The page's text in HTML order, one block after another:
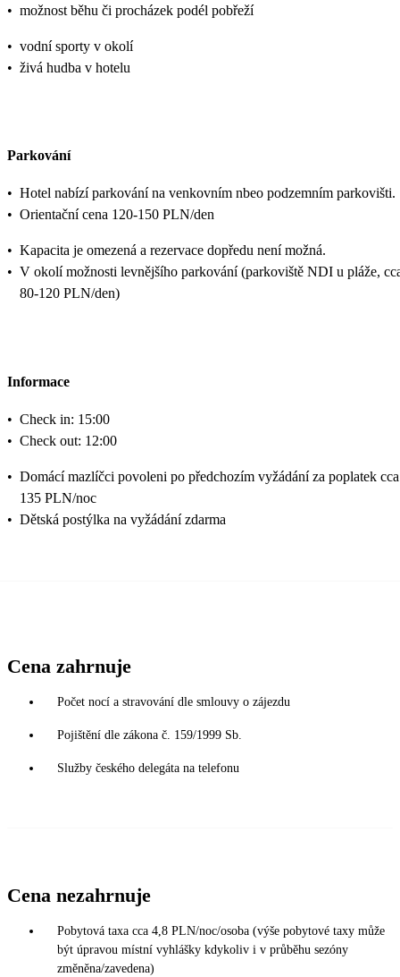
• možnost běhu či procházek podél pobřeží
• vodní sporty v okolí
• živá hudba v hotelu
Parkování
• Hotel nabízí parkování na venkovním nbeo podzemním parkovišti.
• Orientační cena 120-150 PLN/den
• Kapacita je omezená a rezervace dopředu není možná.
• V okolí možnosti levnějšího parkování (parkoviště NDI u pláže,
80-120 PLN/den)
Informace
• Check in: 15:00
• Check out: 12:00
• Domácí mazlíčci povoleni po předchozím vyžádání za poplatek cca
135 PLN/noc
• Dětská postýlka na vyžádání zdarma
Cena zahrnuje
Počet nocí a stravování dle smlouvy o zájezdu
Pojištění dle zákona č. 159/1999 Sb.
Služby českého delegáta na telefonu
Cena nezahrnuje
Pobytová taxa cca 4,8 PLN/noc/osoba (výše pobytové taxy může
být úpravou místní vyhlášky kdykoliv i v průběhu sezóny
změněna/zavedena)